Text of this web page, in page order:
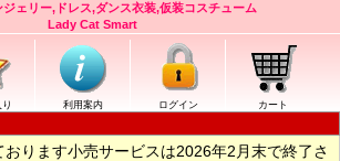
ェリー,ドレス,ダンス衣装,仮装コスチューム
Lady Cat Smart
利用案内 ログイン カート
ります小売サービスは2026年2月末で終了さ